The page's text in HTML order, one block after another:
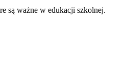
są ważne w edukacji szkolnej.